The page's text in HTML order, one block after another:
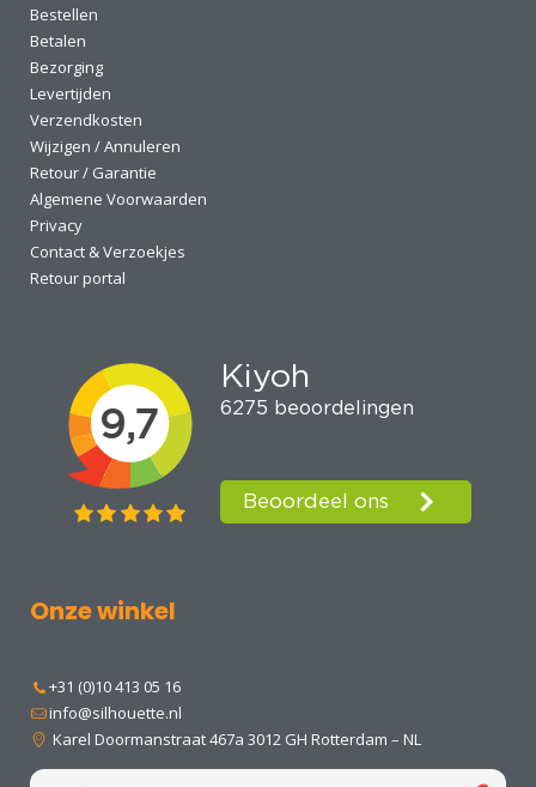
Bestellen
Betalen
Bezorging
Levertijden
Verzendkosten
Wijzigen / Annuleren
Retour / Garantie
Algemene Voorwaarden
Privacy
Contact & Verzoekjes
Retour portal
Onze winkel
+31 (0)10 413 05 16
info@silhouette.nl
Karel Doormanstraat 467a 3012 GH Rotterdam – NL